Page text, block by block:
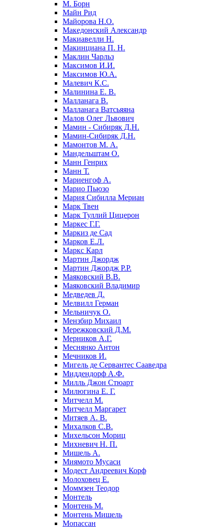
М. Борн
Майн Рид
Майорова Н.О.
Македонский Александр
Макиавелли Н.
Макинциана П. Н.
Маклин Чарльз
Максимов И.И.
Максимов Ю.А.
Малевич К.С.
Малинина Е. В.
Малланага В.
Малланага Ватсьяяна
Малов Олег Львович
Мамин - Сибиряк Д.Н.
Мамин-Сибиряк Д.Н.
Мамонтов М. А.
Мандельштам О.
Манн Генрих
Манн Т.
Мариенгоф А.
Марио Пьюзо
Мария Сибилла Мериан
Марк Твен
Марк Туллий Цицерон
Маркес Г.Г.
Маркиз де Сад
Марков Е.Л.
Маркс Карл
Мартин Джордж
Мартин Джордж Р.Р.
Маяковский В.В.
Маяковский Владимир
Медведев Д.
Мелвилл Герман
Мельничук О.
Мензбир Михаил
Мережковский Д.М.
Мерников А.Г.
Меснянко Антон
Мечников И.
Мигель де Сервантес Сааведра
Миддендорф А.Ф.
Милль Джон Стюарт
Милюгина Е. Г.
Митчелл М.
Митчелл Маргарет
Митяев А. В.
Михалков С.В.
Михельсон Мориц
Михневич Н. П.
Мишель А.
Миямото Мусаси
Модест Андреевич Корф
Молоховец Е.
Моммзен Теодор
Монтель
Монтень М.
Монтень Мишель
Мопассан